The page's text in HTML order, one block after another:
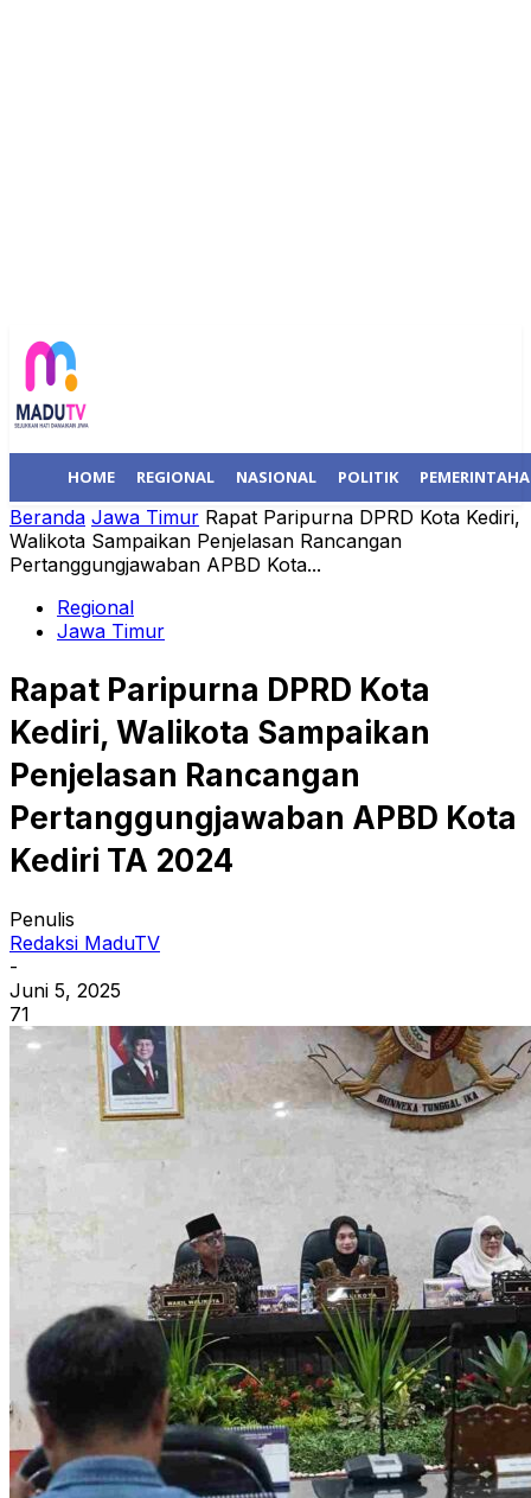
HOME REGIONAL NASIONAL POLITIK
Beranda Jawa Timur Rapat Paripurna DPRD Kota Kediri,
Walikota Sampaikan Penjelasan Rancangan
Pertanggungjawaban APBD Kota...
Regional
Jawa Timur
Rapat Paripurna DPRD Kota
Kediri, Walikota Sampaikan
Penjelasan Rancangan
Pertanggungjawaban APBD Kota
Kediri TA 2024
Penulis
Redaksi MaduTV
-
Juni 5, 2025
71